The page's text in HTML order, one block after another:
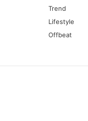
Trend
Lifestyle
Offbeat